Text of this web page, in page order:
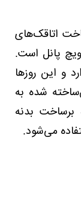
اتاقک‌های
پانل است.
و این روزها
شده به
برساخت بدنه
می‌شود.